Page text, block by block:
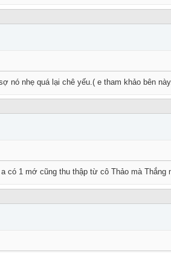
nhẹ quá lại chê yếu.( e tham khảo bên
1 mớ cũng thu thập từ cô Thảo mà